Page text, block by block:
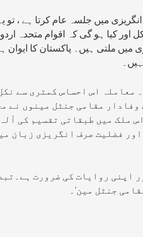
میں جلسہ عام کرتا ہے ،
ہو گی کہ اقوام متحدہ اردو
میں ملتی ہیں۔ پاکستان کا
اس احساس کمتری سے
مقامی جنٹل مینوں نے
ملک میں طبقاتی تقسیم کی
فضلیت صرف انگریزی زبان
اپنی روایات کی ضرورت
جنٹل مین‘۔